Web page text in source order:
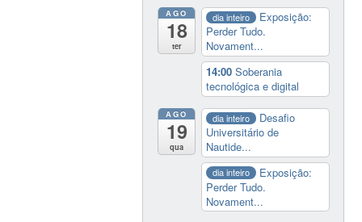
AGO
18
ter
dia inteiro
Exposição:
Perder Tudo.
Novament...
14:00Soberania
tecnológica e digital
AGO
19
qua
dia inteiro
Desafio
Universitário de
Nautide...
dia inteiro
Exposição:
Perder Tudo.
Novament...